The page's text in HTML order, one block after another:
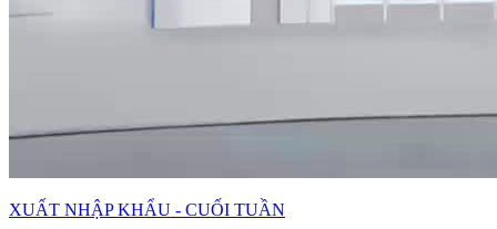
XUẤT NHẬP KHẨU - CUỐI TUẦN